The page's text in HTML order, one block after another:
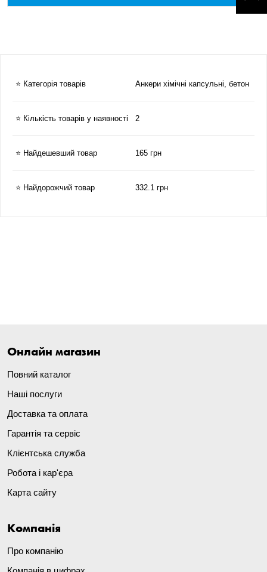
⭐ Категорія товарів Анкери хімічні капсульні, бетон
⭐ Кількість товарів у наявності 2
⭐ Найдешевший товар 165 грн
⭐ Найдорожчий товар 332.1 грн
Онлайн магазин
Повний каталог
Наші послуги
Доставка та оплата
Гарантія та сервіс
Клієнтська служба
Робота і кар'єра
Карта сайту
Компанія
Про компанію